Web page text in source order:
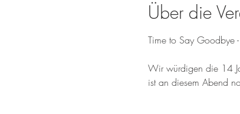
Über die
Time to Say Goodbye
Wir würdigen die 14
ist an diesem Abend